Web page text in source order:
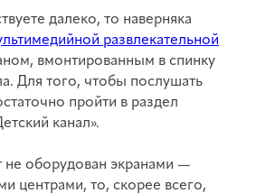
далеко, то наверняка
развлекательной
вмонтированным в спинку
Для того, чтобы послушать
пройти в раздел
канал».
не оборудован экранами —
центрами, то, скорее всего,